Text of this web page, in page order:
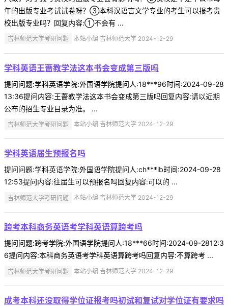
年的出版专业考试试卷呀？③本科汉语言文学专业的考生可以报考贵
校出版专业吗？回复内容:①不会有 ...
吉林师范大学考研问题 本站小编 吉林师范大学 2024-12-29
学科英语王蔷教学法这本书会变成第三版吗
提问问题:学科英语学院:外国语学院提问人:18***96时间:2024-09-28
13:36提问内容:王蔷教学法这本书会变成第三版吗回复内容:请以近期
公布的招生专业目录为准。 ...
吉林师范大学考研问题 本站小编 吉林师范大学 2024-12-29
学科英语届生预报名吗
提问问题:学科英语学院:外国语学院提问人:ch***ib时间:2024-09-28
12:53提问内容:往届生可以预报名吗回复内容:可以的 ...
吉林师范大学考研问题 本站小编 吉林师范大学 2024-12-29
跨考本科商务英语考学科英语算跨考吗
提问问题:跨考学院:外国语学院提问人:18***66时间:2024-09-2812:3
6提问内容:本科商务英语考学科英语算跨考吗回复内容:不算跨考 ...
吉林师范大学考研问题 本站小编 吉林师范大学 2024-12-29
成考本科还没取得学位证报考吗初试和复试对学位证有要求吗